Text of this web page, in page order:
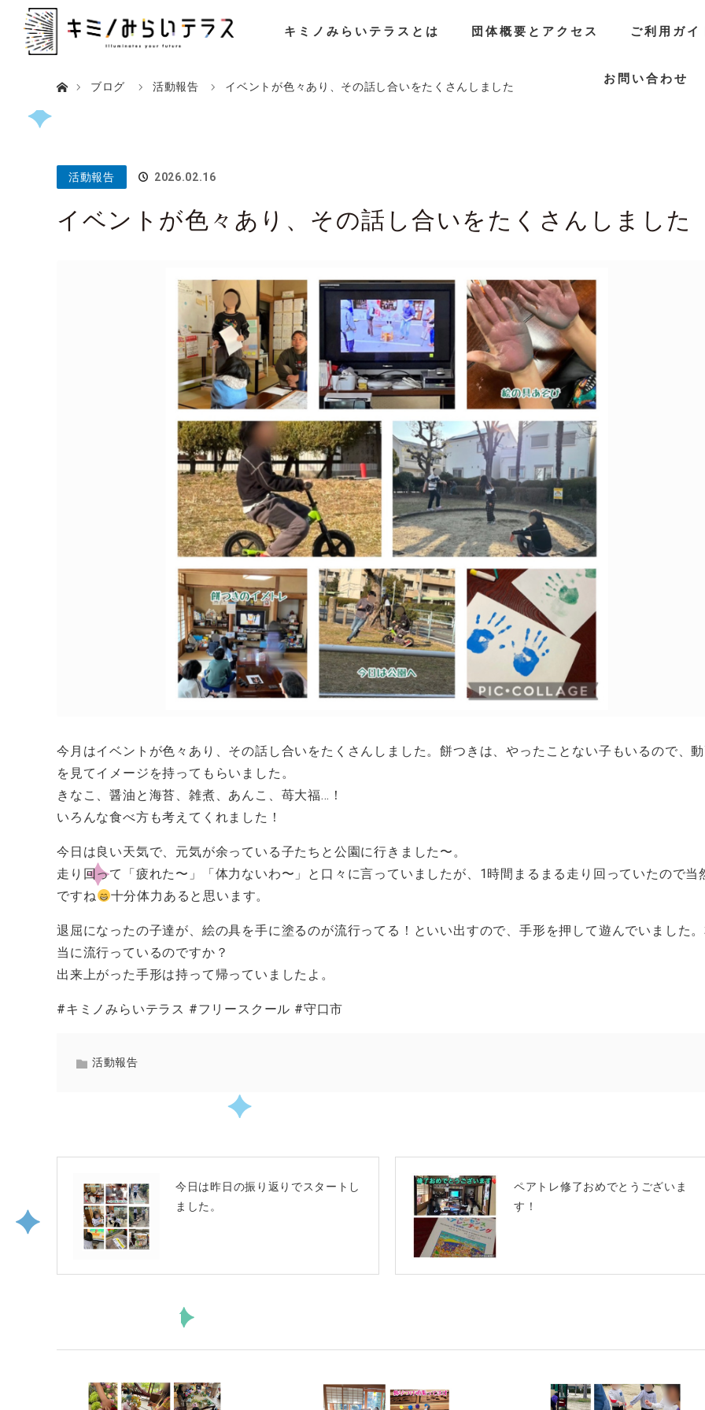
キミノみらいテラスとは 団体概要とアクセス ご利用ガイ
お問い合わせ
ブログ
活動報告 イベントが色々あり、その話し合いをたくさんしました
活動報告 2026.02.16
イベントが色々あり、その話し合いをたくさんしました
今月はイベントが色々あり、その話し合いをたくさんしました。餅つきは、やったことない子もいるので、
を見てイメージを持ってもらいました。
きなこ、醤油と海苔、雑煮、あんこ、苺大福…！
いろんな食べ方も考えてくれました！
今日は良い天気で、元気が余っている子たちと公園に行きました〜。
走り回って「疲れた〜」「体力ないわ〜」と口々に言っていましたが、1時間まるまる走り回っていたので当
ですね
十分体力あると思います。
退屈になったの子達が、絵の具を手に塗るのが流行ってる！といい出すので、手形を押して遊んでいました
当に流行っているのですか？
出来上がった手形は持って帰っていましたよ。
#キミノみらいテラス #フリースクール #守口市
活動報告
今日は昨日の振り返りでスタートし
ました。
ペアトレ修了おめでとうございま
す！